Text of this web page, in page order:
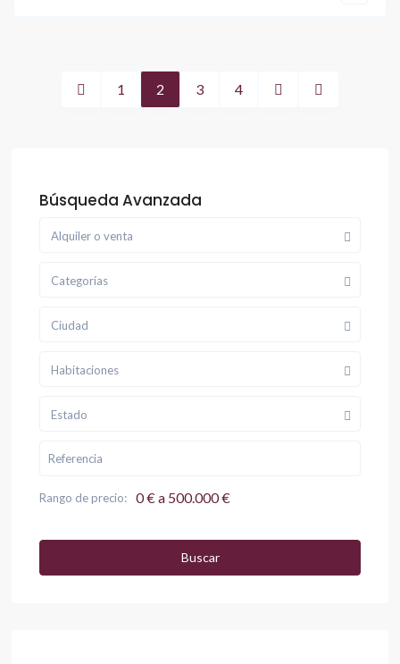
1 2 3 4
Búsqueda Avanzada
Alquiler o venta
Categorías
Ciudad
Habitaciones
Estado
Rango de precio: 0 € a 500.000 €
Buscar